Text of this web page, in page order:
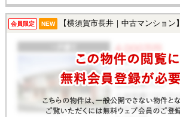
会員限定 NEW 【横須賀市長井｜中古マンション】